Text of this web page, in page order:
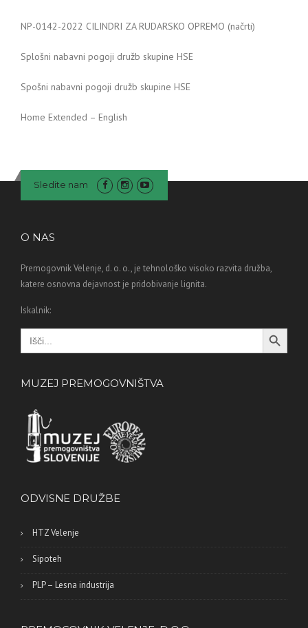
NP-0142-2022 CILINDRI ZA RUDARSKO OPREMO (načrti)
Splošni nabavni pogoji družb skupine HSE
Spošni nabavni pogoji družb skupine HSE
Home Extended – English
Sledite nam
O NAS
Premogovnik Velenje, d. o. o., je tehnološko visoko razvita družba,
katere osnovna dejavnost je pridobivanje lignita.
Iskalnik:
Search
for:
Search Button
MUZEJ PREMOGOVNIŠTVA
ODVISNE DRUŽBE
HTZ Velenje
Sipoteh
PLP – Lesna industrija